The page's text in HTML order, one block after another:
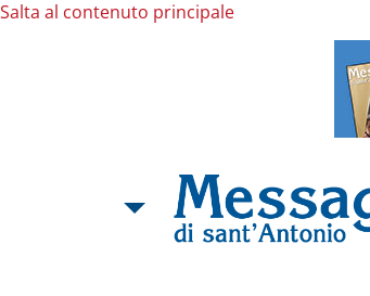
Salta al contenuto principale